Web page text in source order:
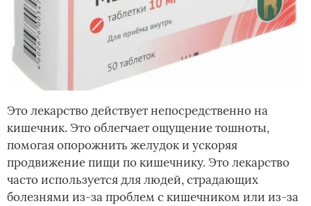
Это лекарство действует непосредственно на
кишечник. Это облегчает ощущение тошноты,
помогая опорожнить желудок и ускоряя
продвижение пищи по кишечнику. Это лекарство
часто используется для людей, страдающих
болезнями из-за проблем с кишечником или из-за